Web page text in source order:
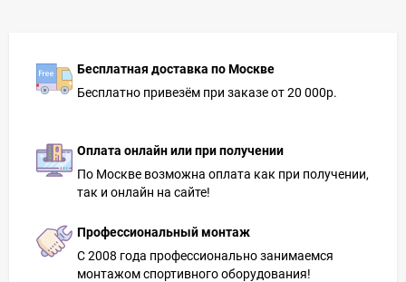
Бесплатная доставка по Москве
Бесплатно привезём при заказе от 20 000р.
Оплата онлайн или при получении
По Москве возможна оплата как при получении,
так и онлайн на сайте!
Профессиональный монтаж
С 2008 года профессионально занимаемся
монтажом спортивного оборудования!